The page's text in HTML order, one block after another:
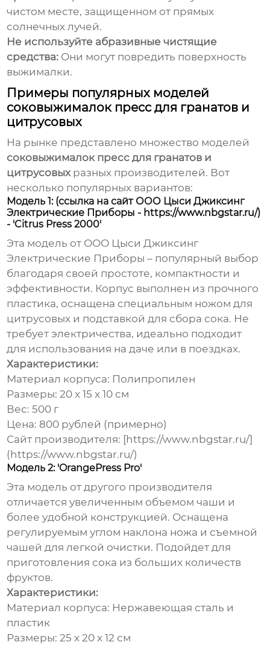
чистом месте, защищенном от прямых
солнечных лучей.
Не используйте абразивные чистящие
средства: Они могут повредить поверхность
выжималки.
Примеры популярных моделей
соковыжималок пресс для гранатов и
цитрусовых
На рынке представлено множество моделей
соковыжималок пресс для гранатов и
цитрусовыхразных производителей. Вот
несколько популярных вариантов:
Модель 1: (ссылка на сайт ООО Цыси Джиксинг
Электрические Приборы - https://www.nbgstar.ru/)
- 'Citrus Press 2000'
Эта модель от ООО Цыси Джиксинг
Электрические Приборы – популярный выбор
благодаря своей простоте, компактности и
эффективности. Корпус выполнен из прочного
пластика, оснащена специальным ножом для
цитрусовых и подставкой для сбора сока. Не
требует электричества, идеально подходит
для использования на даче или в поездках.
Характеристики:
Материал корпуса: Полипропилен
Размеры: 20 x 15 x 10 см
Вес: 500 г
Цена: 800 рублей (примерно)
Сайт производителя: [https://www.nbgstar.ru/]
(https://www.nbgstar.ru/)
Модель 2: 'OrangePress Pro'
Эта модель от другого производителя
отличается увеличенным объемом чаши и
более удобной конструкцией. Оснащена
регулируемым углом наклона ножа и съемной
чашей для легкой очистки. Подойдет для
приготовления сока из больших количеств
фруктов.
Характеристики:
Материал корпуса: Нержавеющая сталь и
пластик
Размеры: 25 x 20 x 12 см